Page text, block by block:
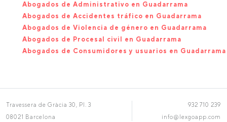
Abogados de Administrativo en Guadarrama
Abogados de Accidentes tráfico en Guadarrama
Abogados de Violencia de género en Guadarrama
Abogados de Procesal civil en Guadarrama
Abogados de Consumidores y usuarios en Guadarrama
Travessera de Gràcia 30, Pl. 3
08021 Barcelona
932 710 239
info@lexgoapp.com